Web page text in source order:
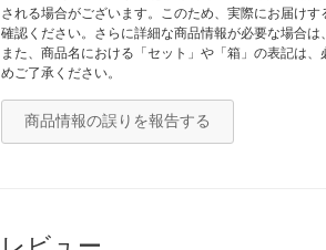
される場合がございます。このため、実際にお届け
確認ください。さらに詳細な商品情報が必要な場合は
また、商品名における「セット」や「箱」の表記は
めご了承ください。
商品情報の誤りを報告する